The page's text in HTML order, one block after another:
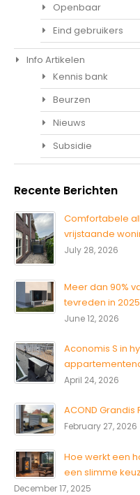
Openbaar
Eind gebruikers
Info Artikelen
Kennis bank
Beurzen
Nieuws
Subsidie
Recente Berichten
Comfortabele
vrijstaande
July 28, 2026
Meer dan 90%
tevreden in
June 12, 2026
Aconomis S in
April 24, 2026
ACOND Grandis
February 27, 2026
Hoe werkt een
een slimme
December 17, 2025